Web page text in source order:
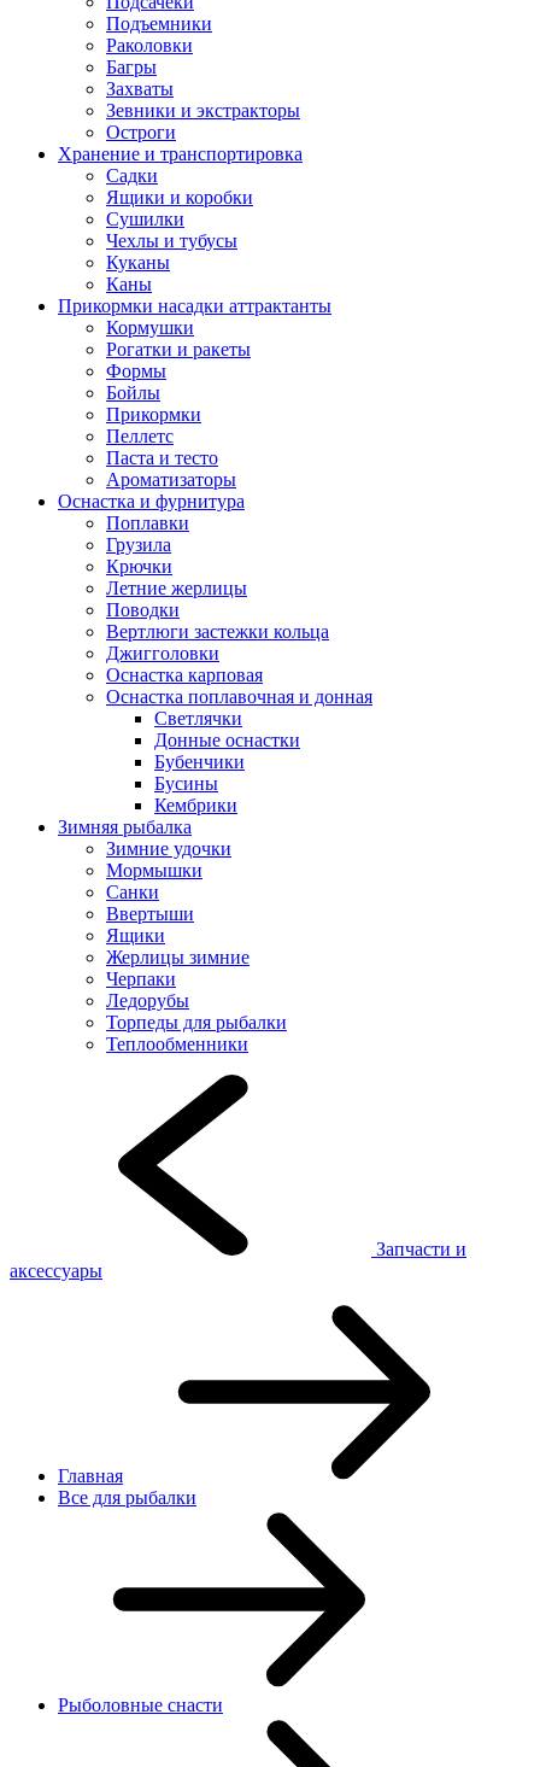
Подъемники
Раколовки
Багры
Захваты
Зевники и экстракторы
Остроги
Хранение и транспортировка
Садки
Ящики и коробки
Сушилки
Чехлы и тубусы
Куканы
Каны
Прикормки насадки аттрактанты
Кормушки
Рогатки и ракеты
Формы
Бойлы
Прикормки
Пеллетс
Паста и тесто
Ароматизаторы
Оснастка и фурнитура
Поплавки
Грузила
Крючки
Летние жерлицы
Поводки
Вертлюги застежки кольца
Джигголовки
Оснастка карповая
Оснастка поплавочная и донная
Светлячки
Донные оснастки
Бубенчики
Бусины
Кембрики
Зимняя рыбалка
Зимние удочки
Мормышки
Санки
Ввертыши
Ящики
Жерлицы зимние
Черпаки
Ледорубы
Торпеды для рыбалки
Теплообменники
Запчасти и
аксессуары
Главная
Все для рыбалки
Рыболовные снасти